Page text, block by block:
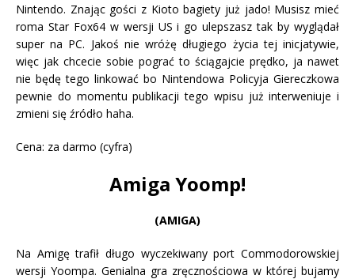
Nintendo. Znając gości z Kioto bagiety już jado! Musisz mieć
roma Star Fox64 w wersji US i go ulepszasz tak by wyglądał
super na PC. Jakoś nie wróżę długiego życia tej inicjatywie,
więc jak chcecie sobie pograć to ściągajcie prędko, ja nawet
nie będę tego linkować bo Nintendowa Policyja Giereczkowa
pewnie do momentu publikacji tego wpisu już interweniuje i
zmieni się źródło haha.
Cena: za darmo (cyfra)
Amiga Yoomp!
(AMIGA)
Na Amigę trafił długo wyczekiwany port Commodorowskiej
wersji Yoompa. Genialna gra zręcznościowa w której bujamy